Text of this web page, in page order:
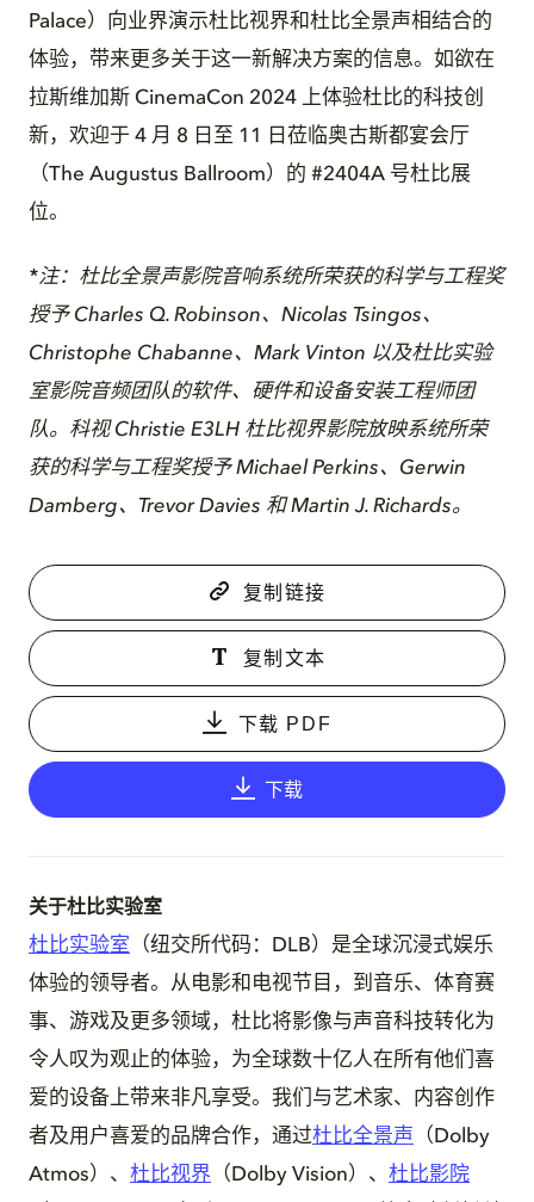
Palace）向业界演示杜比视界和杜比全景声相结合的
体验，带来更多关于这一新解决方案的信息。如欲在
拉斯维加斯 CinemaCon 2024 上体验杜比的科技创
新，欢迎于 4 月 8 日至 11 日莅临奥古斯都宴会厅
（The Augustus Ballroom）的 #2404A 号杜比展
位。
*注：杜比全景声影院音响系统所荣获的科学与工程奖
授予Charles Q. Robinson、 Nicolas Tsingos、
Christophe Chabanne、 Mark Vinton 以及杜比实验
室影院音频团队的软件、硬件和设备安装工程师团
队。科视 Christie E3LH 杜比视界影院放映系统所荣
获的科学与工程奖授予 Michael Perkins、 Gerwin
Damberg、 Trevor Davies 和 Martin J. Richards。
复制链接
复制文本
下载 PDF
下载
关于杜比实验室
杜比实验室 （纽交所代码：DLB）是全球沉浸式娱乐
体验的领导者。从电影和电视节目，到音乐、体育赛
事、游戏及更多领域，杜比将影像与声音科技转化为
令人叹为观止的体验，为全球数十亿人在所有他们喜
爱的设备上带来非凡享受。我们与艺术家、内容创作
者及用户喜爱的品牌合作，通过杜比全景声
（Dolby
Atmos）、 杜比视界 （Dolby Vision）、 杜比影院